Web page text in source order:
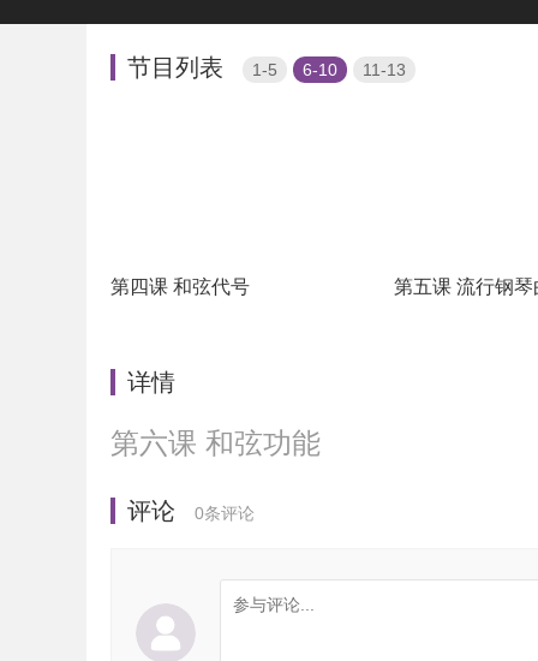
节目列表 1-5 6-10 11-13
第四课 和弦代号 第五课 流行钢
详情
第六课 和弦功能
评论 0条评论